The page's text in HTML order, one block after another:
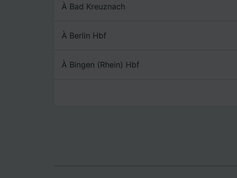
À Bad Kreuznach
À Berlin Hbf
À Bingen (Rhein) Hbf